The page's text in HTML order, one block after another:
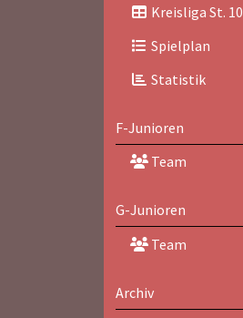
Kreisliga St. 10
Spielplan
Statistik
F-Junioren
Team
G-Junioren
Team
Archiv